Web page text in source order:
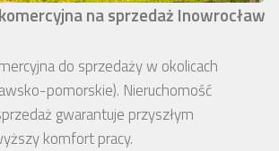
na sprzedaż Inowrocław
do sprzedaży w okolicach
pomorskie). Nieruchomość
gwarantuje przyszłym
komfort pracy.